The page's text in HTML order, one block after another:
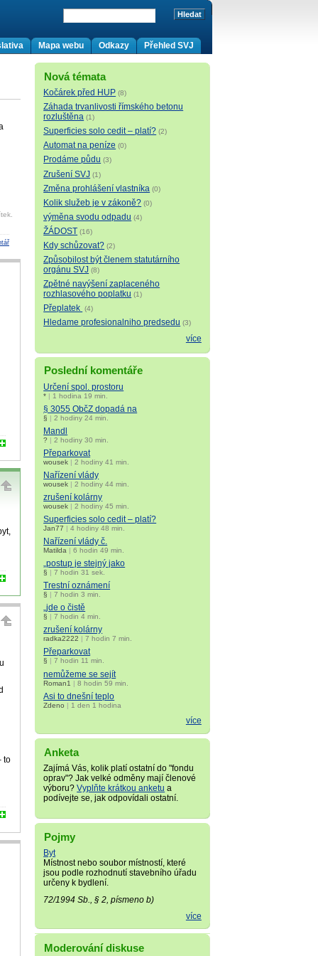
Přehled SVJ
Odkazy
Mapa webu
Nová témata
Kočárek před HUP (8)
Záhada trvanlivosti římského betonu
rozluštěna (1)
Superficies solo cedit – platí? (2)
Automat na peníze (0)
Prodáme půdu (3)
Zrušení SVJ (1)
Změna prohlášení vlastníka (0)
Kolik služeb je v zákoně? (0)
výměna svodu odpadu (4)
ŽÁDOST (16)
Kdy schůzovat? (2)
Způsobilost být členem statutárního
orgánu SVJ (8)
Zpětné navýšení zaplaceného
rozhlasového poplatku (1)
Přeplatek (4)
Hledame profesionalniho predsedu (3)
více
Poslední komentáře
Určení spol. prostoru
* | 1 hodina 19 min.
§ 3055 ObčZ dopadá na
§ |2 hodiny 24 min.
Mandl
? |2 hodiny 30 min.
Přeparkovat
wousek |2 hodiny 41 min.
Nařízení vlády
wousek |2 hodiny 44 min.
zrušení kolárny
wousek |2 hodiny 45 min.
Superficies solo cedit – platí?
Jan77 |4 hodiny 48 min.
Nařízení vlády č.
Matilda |6 hodin 49 min.
„postup je stejný jako
§ |7 hodin 31 sek.
Trestní oznámení
§ |7 hodin 3 min.
„jde o čistě
§ |7 hodin 4 min.
zrušení kolárny
radka2222 |7 hodin 7 min.
Přeparkovat
§ |7 hodin 11 min.
nemůžeme se sejít
Roman1 |8 hodin 59 min.
Asi to dnešní teplo
Zdeno | 1 den 1 hodina
více
Anketa
Zajímá Vás, kolik platí ostatní do "fondu
oprav"? Jak velké odměny mají členové
výboru?Vyplňte krátkou anketu a
podívejte se, jak odpovídali ostatní.
Pojmy
Byt
Místnost nebo soubor místností, které
jsou podle rozhodnutí stavebního úřadu
určeny k bydlení.
72/1994 Sb., § 2, písmeno b)
více
Moderování diskuse
to